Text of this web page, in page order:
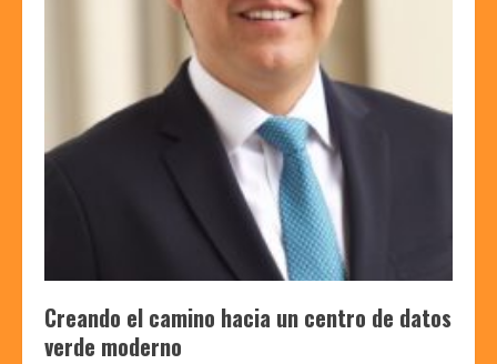
Creando el camino hacia un centro de datos
verde moderno